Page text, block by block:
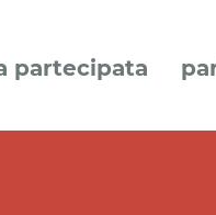
partecipata